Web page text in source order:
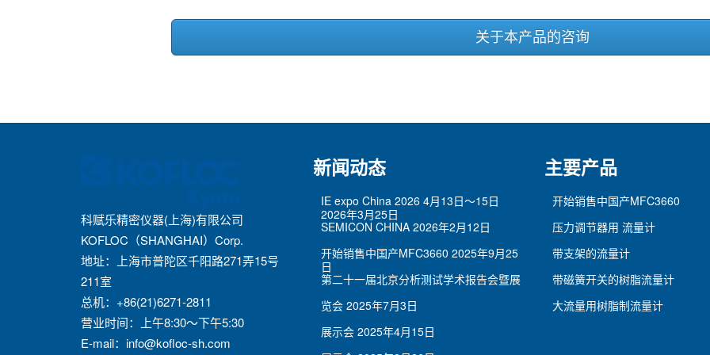
关于本产品的咨询
科赋乐精密仪器(上海)有限公司
KOFLOC（SHANGHAI）Corp.
地址：上海市普陀区千阳路271弄15号
211室
总机：+86(21)6271-2811
营业时间：上午8:30～下午5:30
E-mail： info@kofloc-sh.com
新闻动态
IE expo China 2026 4月13日～15日
2026年3月25日
SEMICON CHINA2026年2月12日
开始销售中国产MFC3660 2025年9月25
日
第二十一届北京分析测试学术报告会暨展
览会2025年7月3日
展示会2025年4月15日
主要产品
开始销售中国产MFC3660
压力调节器用 流量计
带支架的流量计
带磁簧开关的树脂流量计
大流量用树脂制流量计